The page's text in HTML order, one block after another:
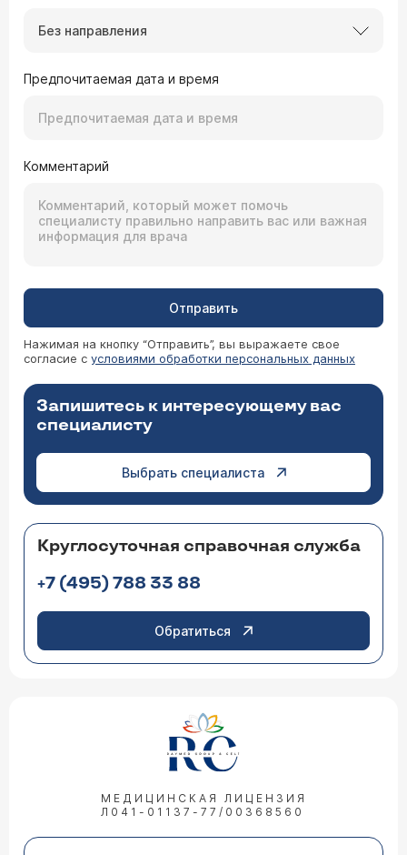
Без направления
Предпочитаемая дата и время
Комментарий
Отправить
Нажимая на кнопку “Отправить”, вы выражаете свое
согласие с условиями обработки персональных данных
Запишитесь к интересующему вас
специалисту
Выбрать специалиста
Круглосуточная справочная служба
+7 (495) 788 33 88
Обратиться
МЕДИЦИНСКАЯ ЛИЦЕНЗИЯ
Л041-01137-77/00368560